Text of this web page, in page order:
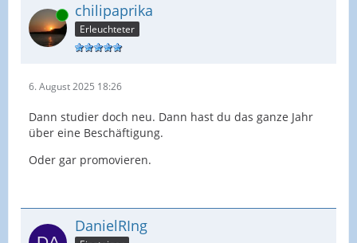
Online chilipaprika
Erleuchteter
6. August 2025 18:26
Dann studier doch neu. Dann hast du das ganze Jahr
über eine Beschäftigung.
Oder gar promovieren.
DanielRIng